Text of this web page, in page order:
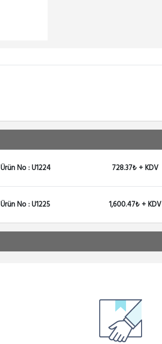
Ürün No : U1224 728.37₺ + KDV
Ürün No : U1225 1,600.47₺ + KDV